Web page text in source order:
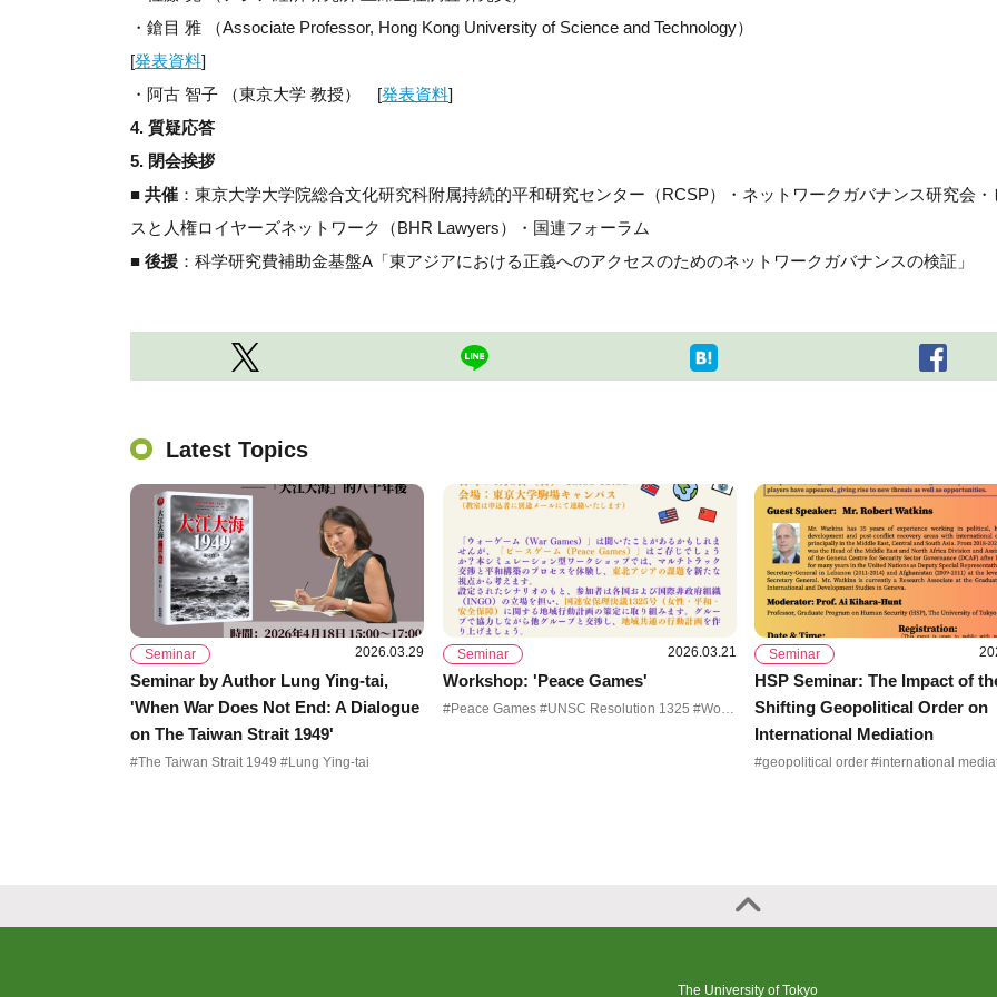
・鎗目 雅 （Associate Professor, Hong Kong University of Science and Technology）
[発表資料]
・阿古 智子 （東京大学 教授） [発表資料]
4. 質疑応答
5. 閉会挨拶
■ 共催 ：東京大学大学院総合文化研究科附属持続的平和研究センター（RCSP）・ネットワークガバナンス研究会・
スと人権ロイヤーズネットワーク（BHR Lawyers）・国連フォーラム
■ 後援 ：科学研究費補助金基盤A「東アジアにおける正義へのアクセスのためのネットワークガバナンスの検証」
Latest Topics
Seminar 2026.03.29
Seminar by Author Lung Ying-tai,
'When War Does Not End: A Dialogue
on The Taiwan Strait 1949'
#The Taiwan Strait 1949 #Lung Ying-tai
Seminar 2026.03.21
Workshop: 'Peace Games'
#Peace Games #UNSC Resolution 1325 #Women Peace and Security #Northeast Asia
Seminar
HSP Seminar: The Impact of
Shifting Geopolitical Order on
International Mediation
The University of Tokyo